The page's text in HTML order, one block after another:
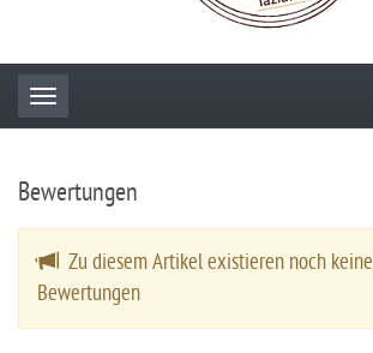
Toggle navigation
Bewertungen
Zu diesem Artikel existieren noch keine
Bewertungen